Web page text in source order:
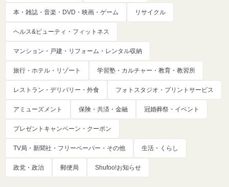
本・雑誌・音楽・DVD・映画・ゲーム リサイクル
ヘルス&ビューティ・フィットネス
マンション・戸建・リフォーム・レンタル収納
旅行・ホテル・リゾート 学習塾・カルチャー・教育・教習所
レストラン・デリバリー・外食 フォトスタジオ・プリントサービス
アミューズメント 保険・共済・金融 冠婚葬祭・イベント
プレゼントキャンペーン・クーポン
TV局・新聞社・フリーペーパー・その他 生活・くらし
政党・政治 郵便局 Shufoo!お知らせ